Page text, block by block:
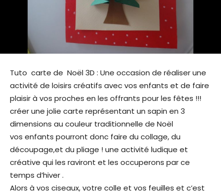
Tuto carte de Noël 3D : Une occasion de réaliser une
activité de loisirs créatifs avec vos enfants et de faire
plaisir à vos proches en les offrants pour les fêtes !!!
créer une jolie carte représentant un sapin en 3
dimensions au couleur traditionnelle de Noël
vos enfants pourront donc faire du collage, du
découpage,et du pliage ! une activité ludique et
créative qui les raviront et les occuperons par ce
temps d’hiver .
Alors à vos ciseaux, votre colle et vos feuilles et c’est